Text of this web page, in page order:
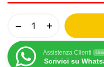
Assistenza Clienti
Scrivici su